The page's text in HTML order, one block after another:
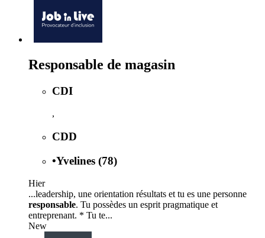
Responsable de magasin
CDI
,
CDD
•Yvelines (78)
Hier
...leadership, une orientation résultats et tu es une personne
responsable. Tu possèdes un esprit pragmatique et
entreprenant. * Tu te...
New